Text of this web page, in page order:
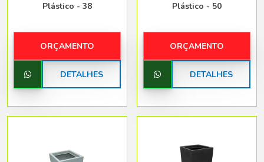
Plástico - 38
ORÇAMENTO
DETALHES
Plástico - 50
ORÇAMENTO
DETALHES